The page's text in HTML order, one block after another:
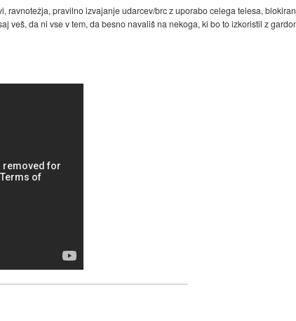
ravnotežja, pravilno izvajanje udarcev/brc z uporabo celega telesa,
veš, da ni vse v tem, da besno navališ na nekoga, ki bo to izkoristil z